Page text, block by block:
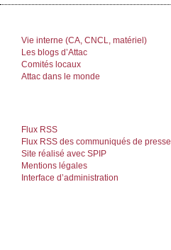
Vie interne (CA, CNCL, matériel)
Les blogs d’Attac
Comités locaux
Attac dans le monde
Flux RSS
Flux RSS des communiqués de presse
Site réalisé avec SPIP
Mentions légales
Interface d’administration